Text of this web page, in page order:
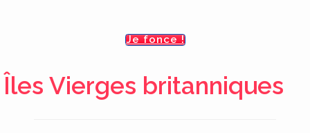
Je fonce !
Îles Vierges britanniques